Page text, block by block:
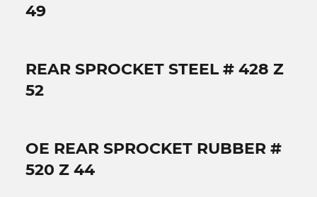
49
REAR SPROCKET STEEL # 428 Z
52
OE REAR SPROCKET RUBBER #
520 Z 44